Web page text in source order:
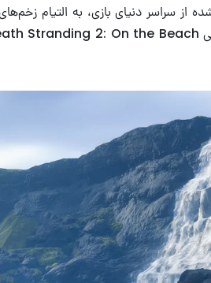
از سراسر دنیای بازی، به التیام